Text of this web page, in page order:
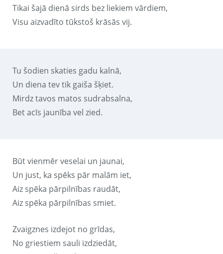
Tikai šajā dienā sirds bez liekiem vārdiem,
Visu aizvadīto tūkstoš krāsās vij.
Tu šodien skaties gadu kalnā,
Un diena tev tik gaiša šķiet.
Mirdz tavos matos sudrabsalna,
Bet acīs jaunība vel zied.
Būt vienmēr veselai un jaunai,
Un just, ka spēks pār malām iet,
Aiz spēka pārpilnības raudāt,
Aiz spēka pārpilnības smiet.
Zvaigznes izdejot no grīdas,
No griestiem sauli izdziedāt,